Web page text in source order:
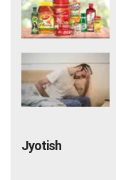
Jyotish